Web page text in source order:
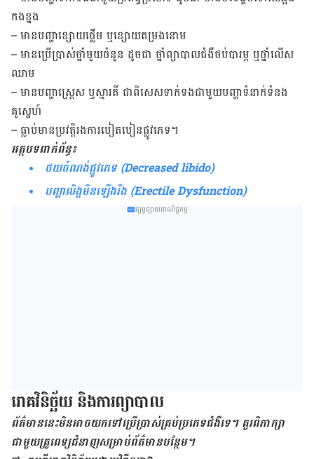
កង​ខ្នង
– មាន​បញ្ហា​ខ្សោយ​ថ្លើម ឬ​ខ្សោយ​តម្រង​នោម
– មាន​ប្រើ​ប្រាស់​ថ្នាំ​មួយ​ចំនួន ​ដូច​ជា ថ្នាំ​ព្យាបាល​ជំងឺ​ថប់​បារម្ភ ឬ​ថ្នាំលើស​​
ឈាម
– មាន​បញ្ហា​ស្រ្តេស​ ឬ​ស្មារតី ជា​ពិសេស​ទាក់​ទង​ជាមួយ​បញ្ហា​ទំនាក់​ទំនង​
គូស្នេហ៍
– ធ្លាប់​មាន​ប្រវត្ដិ​រង​ការ​បៀត​បៀន​ផ្លូវ​ភេទ។
អត្ថបទ​ពាក់ព័ន្ធ៖
ថយ​ចំណង់​ផ្លូវភេទ (Decreased libido)
បញ្ហាលិង្គមិនឡើងរឹង (Erectile Dysfunction)
ផ្សព្វផ្សាយពាណិជ្ជកម្ម
រោគវិនិច្ឆ័យ និង​ការ​ព្យាបាល
ព័ត៌មាននេះមិនអាចយកទៅប្រើប្រាស់គ្រប់ប្រភេទជំងឺទេ។ គួរពិភាក្សា
ជាមួយគ្រូពេទ្យជំនាញសម្រាប់ព័ត៌មានបន្ថែម។